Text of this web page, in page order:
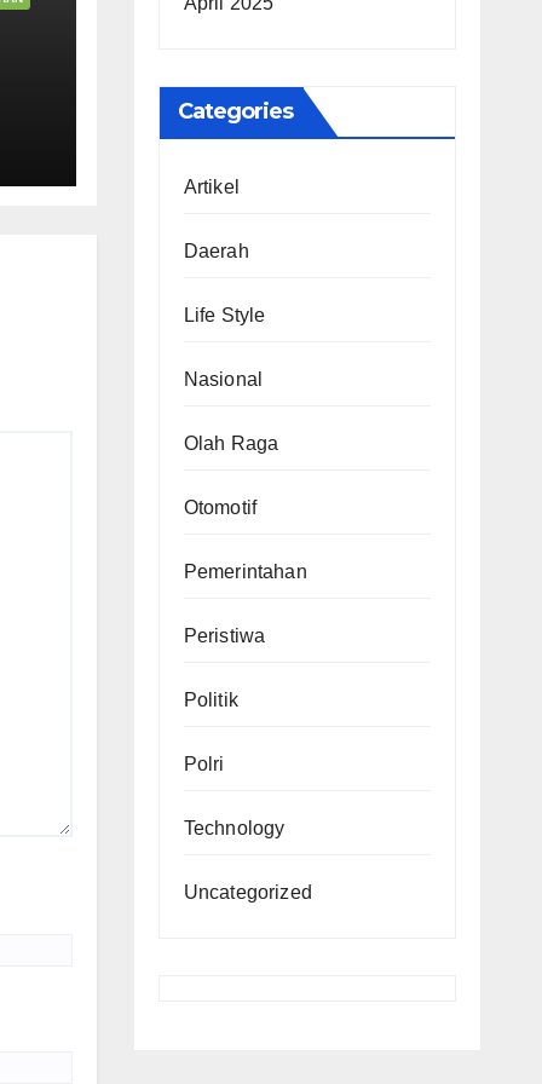
Categories
Artikel
Daerah
Life Style
Nasional
Olah Raga
Otomotif
Pemerintahan
Peristiwa
Politik
Polri
Technology
Uncategorized